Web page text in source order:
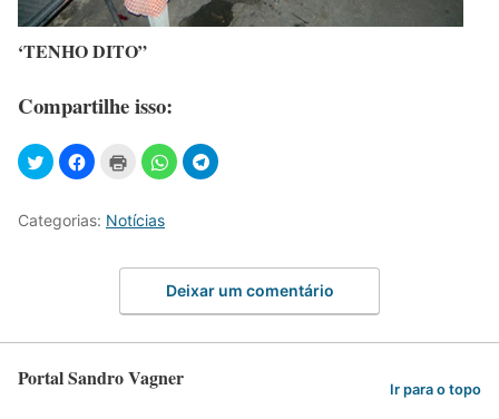
‘TENHO DITO”
Compartilhe isso:
Categorias: Notícias
Deixar um comentário
Portal Sandro Vagner Ir para o topo